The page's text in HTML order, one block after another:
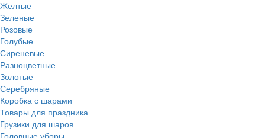
Желтые
Зеленые
Розовые
Голубые
Сиреневые
Разноцветные
Золотые
Серебряные
Коробка с шарами
Товары для праздника
Грузики для шаров